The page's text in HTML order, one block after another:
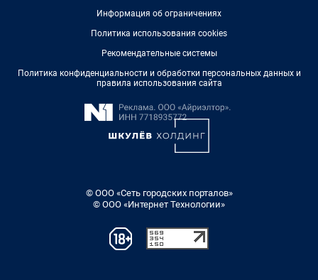
Информация об ограничениях
Политика использования cookies
Рекомендательные системы
Политика конфиденциальности и обработки персональных данных и
правила использования сайта
© ООО «Сеть городских порталов»
© ООО «Интернет Технологии»